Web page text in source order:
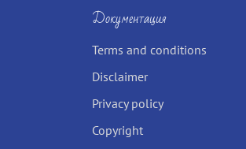
Документация
Terms and conditions
Disclaimer
Privacy policy
Copyright